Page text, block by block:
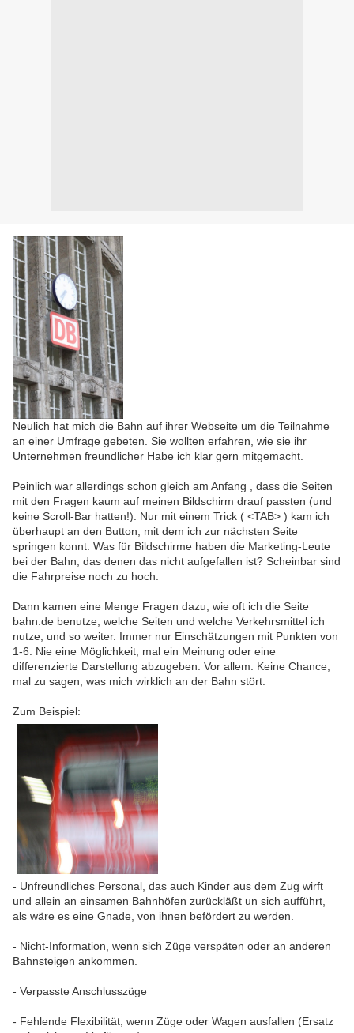
Neulich hat mich die Bahn auf ihrer Webseite um die Teilnahme
an einer Umfrage gebeten. Sie wollten erfahren, wie sie ihr
Unternehmen freundlicher Habe ich klar gern mitgemacht.
Peinlich war allerdings schon gleich am Anfang , dass die Seiten
mit den Fragen kaum auf meinen Bildschirm drauf passten (und
keine Scroll-Bar hatten!). Nur mit einem Trick ( <TAB> ) kam ich
überhaupt an den Button, mit dem ich zur nächsten Seite
springen konnt. Was für Bildschirme haben die Marketing-Leute
bei der Bahn, das denen das nicht aufgefallen ist? Scheinbar sind
die Fahrpreise noch zu hoch.
Dann kamen eine Menge Fragen dazu, wie oft ich die Seite
bahn.de benutze, welche Seiten und welche Verkehrsmittel ich
nutze, und so weiter. Immer nur Einschätzungen mit Punkten von
1-6. Nie eine Möglichkeit, mal ein Meinung oder eine
differenzierte Darstellung abzugeben. Vor allem: Keine Chance,
mal zu sagen, was mich wirklich an der Bahn stört.
Zum Beispiel:
- Unfreundliches Personal, das auch Kinder aus dem Zug wirft
und allein an einsamen Bahnhöfen zurückläßt un sich aufführt,
als wäre es eine Gnade, von ihnen befördert zu werden.
- Nicht-Information, wenn sich Züge verspäten oder an anderen
Bahnsteigen ankommen.
- Verpasste Anschlusszüge
- Fehlende Flexibilität, wenn Züge oder Wagen ausfallen (Ersatz